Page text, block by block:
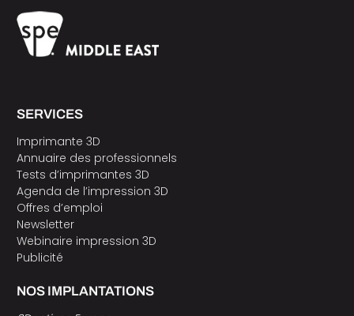
SERVICES
Imprimante 3D
Annuaire des professionnels
Tests d’imprimantes 3D
Agenda de l’impression 3D
Offres d’emploi
Newsletter
Webinaire impression 3D
Publicité
NOS IMPLANTATIONS